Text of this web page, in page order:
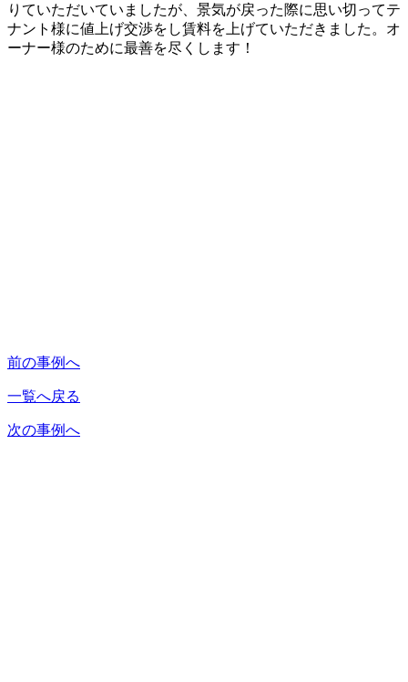
りていただいていましたが、景気が戻った際に思い切ってテ
ナント様に値上げ交渉をし賃料を上げていただきました。オ
ーナー様のために最善を尽くします！
前の事例へ
一覧へ戻る
次の事例へ